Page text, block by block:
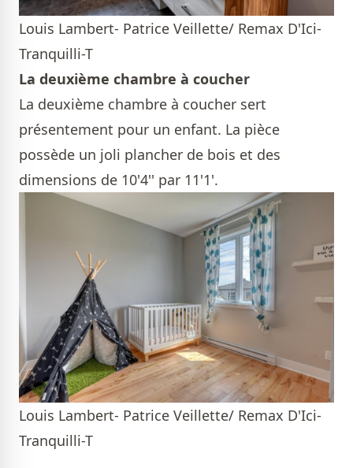
Louis Lambert- Patrice Veillette/ Remax D'Ici-
Tranquilli-T
La deuxième chambre à coucher
La deuxième chambre à coucher sert
présentement pour un enfant. La pièce
possède un joli plancher de bois et des
dimensions de 10'4'' par 11'1'.
Louis Lambert- Patrice Veillette/ Remax D'Ici-
Tranquilli-T